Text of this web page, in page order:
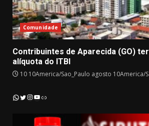
Comunidade
Contribuintes de Aparecida (GO)
alíquota do ITBI
10 10America/Sao_Paulo agosto 10America/
WhatsApp
Twitter
Instagram
YouTube
Link